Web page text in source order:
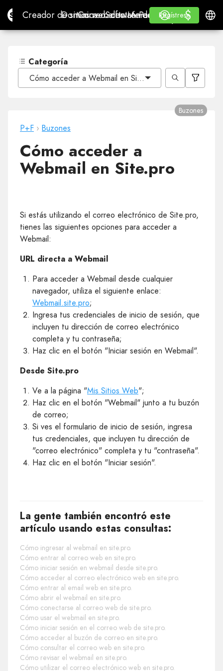
Site.proCreador de sitios web con IA
Creador de sitios web con IA
Dominios
Dominios
Correo electrónico
Correo electrónico
Software de contabilidad
Software de contabilidad
Para
Para Revendedores
MARCA BLANCA
Aprender
Aprender
Regístrese
Regístrese
Inicio de sesión
$
$
Categoría
Cómo acceder a Webmail en Site.pro
P+F › Buzones
Buzones
Cómo acceder a
Webmail en Site.pro
Si estás utilizando el correo electrónico de Site.pro,
tienes las siguientes opciones para acceder a
Webmail:
URL directa a Webmail
Para acceder a Webmail desde cualquier
navegador, utiliza el siguiente enlace:
Webmail.site.pro;
Ingresa tus credenciales de inicio de sesión, que
incluyen tu dirección de correo electrónico
completa y tu contraseña;
Haz clic en el botón "Iniciar sesión en Webmail".
Desde Site.pro
Ve a la página "Mis Sitios Web";
Haz clic en el botón "Webmail" junto a tu buzón
de correo;
Si ves el formulario de inicio de sesión, ingresa
tus credenciales, que incluyen tu dirección de
"correo electrónico" completa y tu "contraseña".
Haz clic en el botón "Iniciar sesión".
La gente también encontró este
artículo usando estas consultas:
Cómo ingresar al webmail en site.pro.
Cómo entrar al correo web en site.pro.
Cómo iniciar sesión en webmail desde site.pro.
Cómo acceder al correo electrónico web en site.pro.
Cómo entrar al email web en site.pro.
Cómo abrir el webmail en site.pro.
Cómo conectarse al correo web de site.pro.
Cómo usar el webmail en site.pro.
Cómo iniciar sesión en el correo web de site.pro.
Cómo acceder al buzón de correo en site.pro.
Cómo consultar el correo web en site.pro.
Cómo revisar el webmail en site.pro.
Cómo utilizar el correo electrónico web en site.pro.